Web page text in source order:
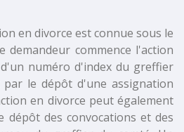
en divorce est connue sous le
demandeur commence l'action
numéro d'index du greffier
le dépôt d'une assignation
en divorce peut également
dépôt des convocations et des